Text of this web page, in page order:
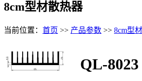
8cm型材散热器
当前位置： 首页 >> 产品参数 >> 8cm型
QL-8023